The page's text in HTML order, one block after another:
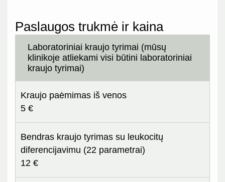
Paslaugos trukmė ir kaina
Laboratoriniai kraujo tyrimai (mūsų
klinikoje atliekami visi būtini laboratoriniai
kraujo tyrimai)
Kraujo paėmimas iš venos
5 €
Bendras kraujo tyrimas su leukocitų
diferencijavimu (22 parametrai)
12 €